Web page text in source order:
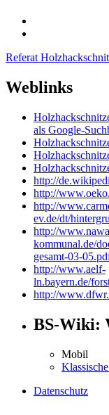
Referat
Weblinks
als Google-
http://
http://
http://
ev.de/dt/
http://
kommunal.de/
gesamt-03-
http://www.aelf-
ln.bayern.de/
http://
BS-Wiki:
Mobil
Datenschutz